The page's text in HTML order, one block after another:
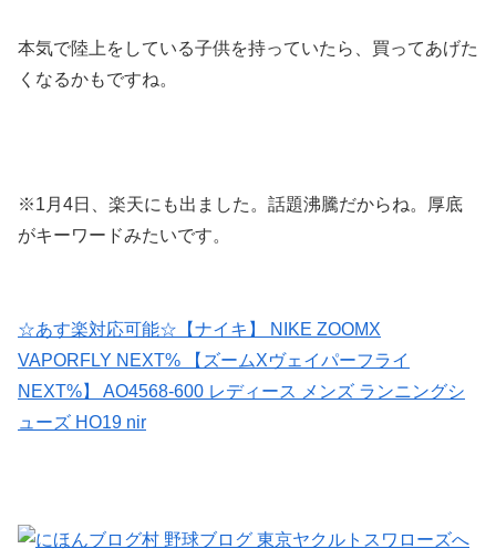
本気で陸上をしている子供を持っていたら、買ってあげた
くなるかもですね。
※1月4日、楽天にも出ました。話題沸騰だからね。厚底
がキーワードみたいです。
☆あす楽対応可能☆【ナイキ】 NIKE ZOOMX
VAPORFLY NEXT% 【ズームXヴェイパーフライ
NEXT%】 AO4568-600 レディース メンズ ランニングシ
ューズ HO19 nir